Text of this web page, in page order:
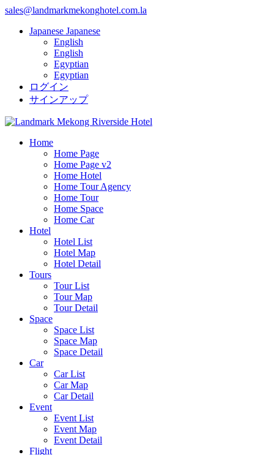
sales@landmarkmekonghotel.com.la
Japanese Japanese
English
English
Egyptian
Egyptian
ログイン
サインアップ
Home
Home Page
Home Page v2
Home Hotel
Home Tour Agency
Home Tour
Home Space
Home Car
Hotel
Hotel List
Hotel Map
Hotel Detail
Tours
Tour List
Tour Map
Tour Detail
Space
Space List
Space Map
Space Detail
Car
Car List
Car Map
Car Detail
Event
Event List
Event Map
Event Detail
Flight